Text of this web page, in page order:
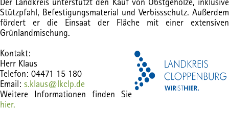
Stützpfahl, Befestigungsmaterial und Verbissschutz. Außerdem
fördert er die Einsaat der Fläche mit einer extensiven
Grünlandmischung.
Kontakt:
Herr Klaus
Telefon: 04471 15 180
Email: s.klaus@lkclp.de
Weitere Informationen finden Sie
hier.